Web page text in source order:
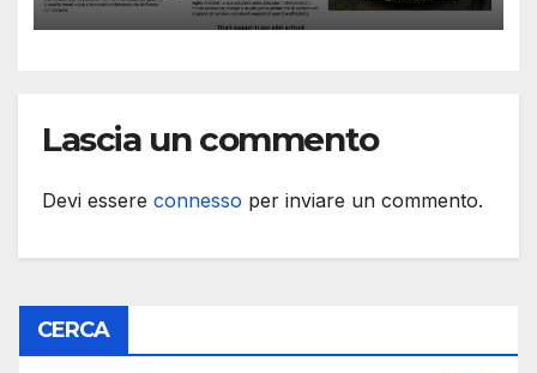
Lascia un commento
Devi essere connesso per inviare un commento.
CERCA